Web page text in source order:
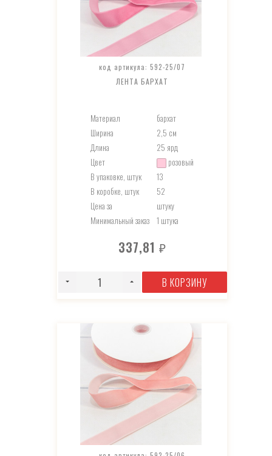
код артикула: 592-25/07
ЛЕНТА БАРХАТ
Материал
бархат
Ширина
2,5 см
Длина
25 ярд
Цвет
розовый
В упаковке, штук
13
В коробке, штук
52
Цена за
штуку
Минимальный заказ
1 штука
337,81 ₽
В КОРЗИНУ